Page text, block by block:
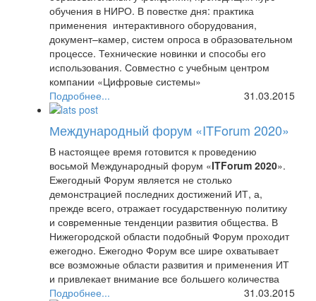
обучения в НИРО. В повестке дня: практика
применения интерактивного оборудования,
документ–камер, систем опроса в образовательном
процессе. Технические новинки и способы его
использования. Совместно с учебным центром
компании «Цифровые системы»
продемонстрирована возможность дистанционного
обучения и совместная работа над проектами.
Участники получили полезный практический опыт и
удовольствие от общения.
Подробнее... 31.03.2015
Международный форум «ITForum 2020»
В настоящее время готовится к проведению
восьмой Международный форум «ITForum 2020».
Ежегодный Форум является не столько
демонстрацией последних достижений ИТ, а,
прежде всего, отражает государственную политику
и современные тенденции развития общества. В
Нижегородской области подобный Форум проходит
ежегодно. Ежегодно Форум все шире охватывает
все возможные области развития и применения ИТ
и привлекает внимание все большего количества
участников.
Подробнее... 31.03.2015